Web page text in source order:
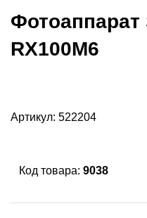
Фотоаппарат
RX100M6
Артикул: 522204
Код товара: 9038